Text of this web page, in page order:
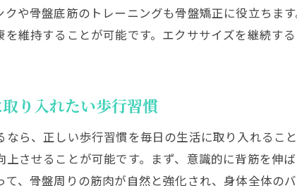
クや骨盤底筋のトレーニングも骨盤矯正に役立ちま
を維持することが可能です。エクササイズを継続す
り入れたい歩行習慣
なら、正しい歩行習慣を毎日の生活に取り入れる
上させることが可能です。まず、意識的に背筋を伸
て、骨盤周りの筋肉が自然と強化され、身体全体の